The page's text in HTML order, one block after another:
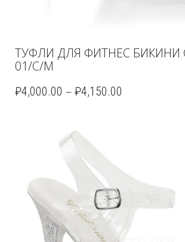
ТУФЛИ ДЛЯ ФИТНЕС БИКИНИ
01/C/M
₽4,000.00 – ₽4,150.00